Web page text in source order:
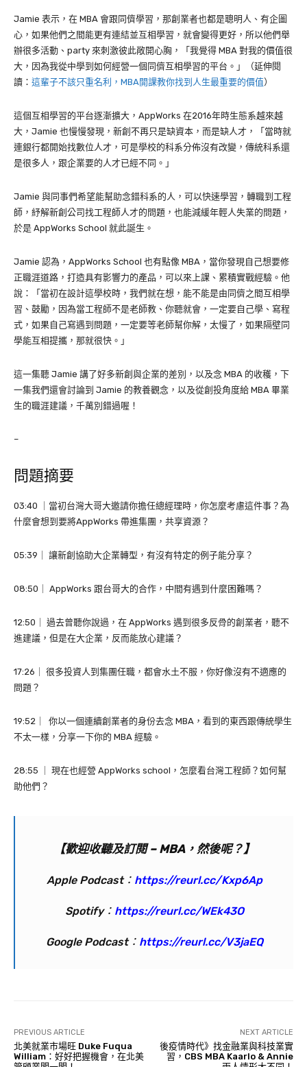
Jamie 表示，在 MBA 會跟同儕學習，那創業者也都是聰明人、有企圖
心，如果他們之間能更有連結並互相學習，就會變得更好，所以他們舉
辦很多活動、party 來刺激彼此敞開心胸，「我覺得 MBA 對我的價值很
大，因為我從中學到如何經營一個同儕互相學習的平台。」（延伸閱
讀： 這輩子不該只重名利，MBA開課教你找到人生最重要的價值）
這個互相學習的平台逐漸擴大，AppWorks 在2016年時生態系越來越
大，Jamie 也慢慢發現，新創不再只是缺資本，而是缺人才，「當時就
連銀行都開始找數位人才，可是學校的科系分佈沒有改變，傳統科系還
是很多人，跟企業要的人才已經不同。」
Jamie 與同事們希望能幫助念錯科系的人，可以快速學習，轉職到工程
師，紓解新創公司找工程師人才的問題，也能減緩年輕人失業的問題，
於是 AppWorks School 就此誕生。
Jamie 認為，AppWorks School 也有點像 MBA，當你發現自己想要修
正職涯道路，打造具有影響力的產品，可以來上課、累積實戰經驗。他
說：「當初在設計這學校時，我們就在想，能不能是由同儕之間互相學
習、鼓勵，因為當工程師不是老師教、你聽就會，一定要自己學、寫程
式，如果自己寫遇到問題，一定要等老師幫你解，太慢了，如果隔壁同
學能互相提攜，那就很快。」
這一集聽 Jamie 講了好多新創與企業的差別，以及念 MBA 的收穫，下
一集我們還會討論到 Jamie 的教養觀念，以及從創投角度給 MBA 畢業
生的職涯建議，千萬別錯過喔！
–
問題摘要
03:40 ｜當初台灣大哥大邀請你擔任總經理時，你怎麼考慮這件事？為
什麼會想到要將AppWorks 帶進集團，共享資源？
05:39｜ 讓新創協助大企業轉型，有沒有特定的例子能分享？
08:50｜ AppWorks 跟台哥大的合作，中間有遇到什麼困難嗎？
12:50｜ 過去曾聽你說過，在 AppWorks 遇到很多反骨的創業者，聽不
進建議，但是在大企業，反而能放心建議？
17:26｜ 很多投資人到集團任職，都會水土不服，你好像沒有不適應的
問題？
19:52｜ 你以一個連續創業者的身份去念 MBA，看到的東西跟傳統學生
不太一樣，分享一下你的 MBA 經驗。
28:55 ｜ 現在也經營 AppWorks school，怎麼看台灣工程師？如何幫
助他們？
【歡迎收聽及訂閱 – MBA，然後呢？】
Apple Podcast： https://reurl.cc/Kxp6Ap
Spotify： https://reurl.cc/WEk43O
Google Podcast： https://reurl.cc/V3jaEQ
PREVIOUS ARTICLE
北美就業市場旺 Duke Fuqua
William：好好把握機會，在北美
NEXT ARTICLE
後疫情時代》找金融業與科技業實
習，CBS MBA Kaarlo & Annie